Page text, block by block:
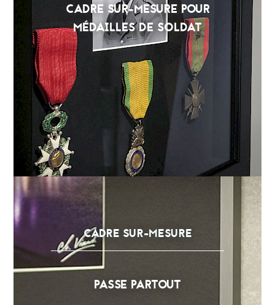
CADRE SUR-MESURE POUR
MÉDAILLES DE SOLDAT
CADRE SUR-MESURE
PASSE PARTOUT